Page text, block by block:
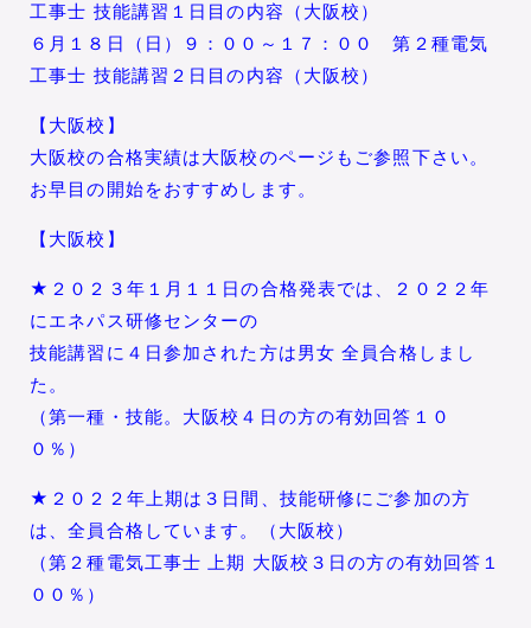
工事士 技能講習１日目の内容（大阪校）
６月１８日（日）９：００～１７：００ 第２種電気
工事士 技能講習２日目の内容（大阪校）
【大阪校】
大阪校の合格実績は大阪校のページもご参照下さい。
お早目の開始をおすすめします。
【大阪校】
★２０２３年１月１１日の合格発表では、２０２２年
にエネパス研修センターの
技能講習に４日参加された方は男女 全員合格しまし
た。
（第一種・技能。大阪校４日の方の有効回答１０
０％）
★２０２２年上期は３日間、技能研修にご参加の方
は、全員合格しています。（大阪校）
（第２種電気工事士 上期 大阪校３日の方の有効回答１
００％）